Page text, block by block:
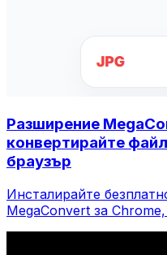
Разширение
конвертирайте
браузър
Инсталирайте
MegaConvert за